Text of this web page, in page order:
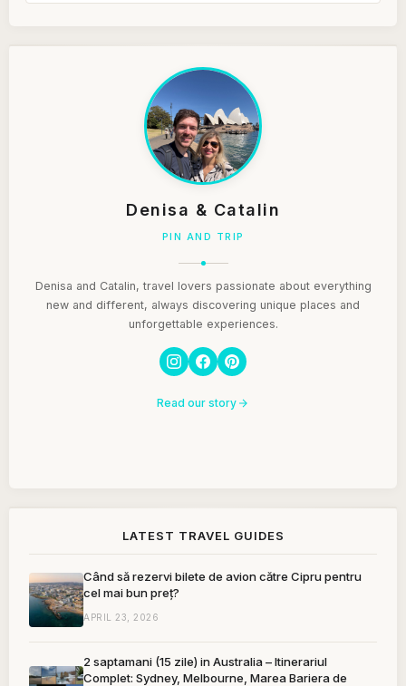
Denisa & Catalin
PIN AND TRIP
Denisa and Catalin, travel lovers passionate about everything
new and different, always discovering unique places and
unforgettable experiences.
Read our story
LATEST TRAVEL GUIDES
Când să rezervi bilete de avion către Cipru pentru
cel mai bun preț?
APRIL 23, 2026
2 saptamani (15 zile) in Australia – Itinerariul
Complet: Sydney, Melbourne, Marea Bariera de